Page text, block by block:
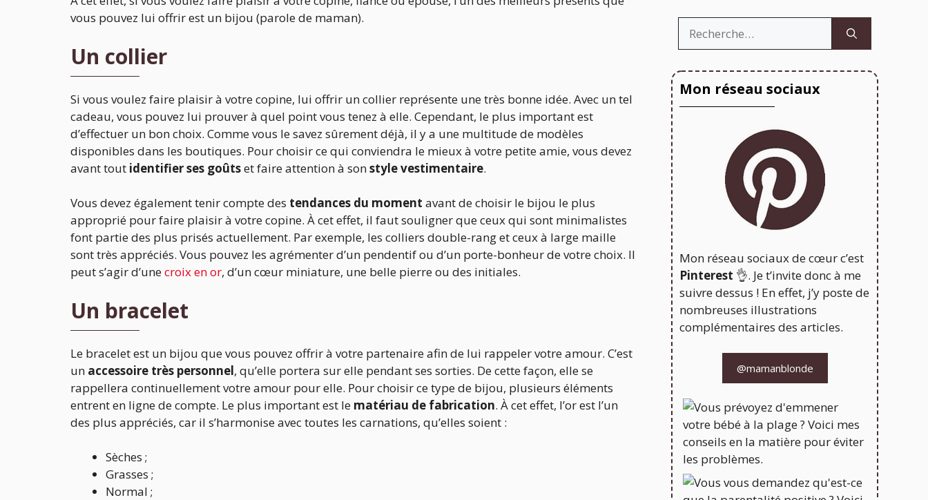
vous pouvez lui offrir est un bijou (parole de maman).
Un collier
Si vous voulez faire plaisir à votre copine, lui offrir un collier représente une très bonne idée. Avec un tel
cadeau, vous pouvez lui prouver à quel point vous tenez à elle. Cependant, le plus important est
d’effectuer un bon choix. Comme vous le savez sûrement déjà, il y a une multitude de modèles
disponibles dans les boutiques. Pour choisir ce qui conviendra le mieux à votre petite amie, vous devez
avant tout identifier ses goûtset faire attention à sonstyle vestimentaire.
Vous devez également tenir compte des tendances du moment avant de choisir le bijou le plus
approprié pour faire plaisir à votre copine. À cet effet, il faut souligner que ceux qui sont minimalistes
font partie des plus prisés actuellement. Par exemple, les colliers double-rang et ceux à large maille
sont très appréciés. Vous pouvez les agrémenter d’un pendentif ou d’un porte-bonheur de votre choix. Il
peut s’agir d’unecroix en or, d’un cœur miniature, une belle pierre ou des initiales.
Un bracelet
Le bracelet est un bijou que vous pouvez offrir à votre partenaire afin de lui rappeler votre amour. C’est
un accessoire très personnel, qu’elle portera sur elle pendant ses sorties. De cette façon, elle se
rappellera continuellement votre amour pour elle. Pour choisir ce type de bijou, plusieurs éléments
entrent en ligne de compte. Le plus important est le matériau de fabrication. À cet effet, l’or est l’un
des plus appréciés, car il s’harmonise avec toutes les carnations, qu’elles soient :
Sèches ;
Grasses ;
Normal ;
Mon réseau sociaux
Mon réseau sociaux de cœur c’est
Pinterest 👌. Je t’invite donc à me
suivre dessus ! En effet, j’y poste de
nombreuses illustrations
complémentaires des articles.
@mamanblonde